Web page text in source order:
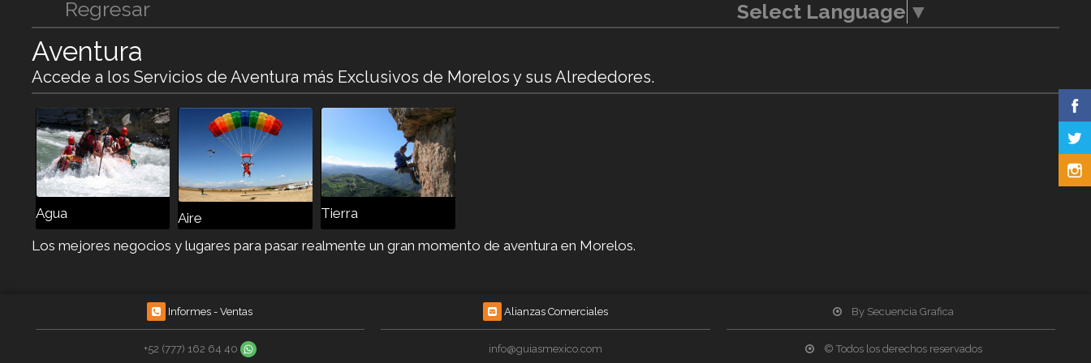
Regresar Select Language ▼
Aventura
Accede a los Servicios de Aventura más Exclusivos de Morelos y sus Alrededores.
Agua Aire
Tierra
Los mejores negocios y lugares para pasar realmente un gran momento de aventura en Morelos.
Informes - Ventas
+52 (777) 162 64 40
Alianzas Comerciales
info@guiasmexico.com
By Secuencia Grafica
© Todos los derechos reservados